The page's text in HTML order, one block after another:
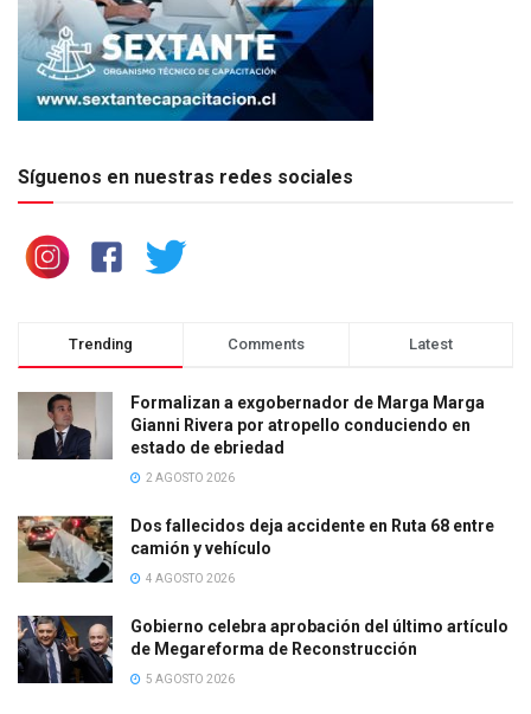
Síguenos en nuestras redes sociales
Trending Comments Latest
Formalizan a exgobernador de Marga Marga
Gianni Rivera por atropello conduciendo en
estado de ebriedad
2 AGOSTO 2026
Dos fallecidos deja accidente en Ruta 68 entre
camión y vehículo
4 AGOSTO 2026
Gobierno celebra aprobación del último artículo
de Megareforma de Reconstrucción
5 AGOSTO 2026